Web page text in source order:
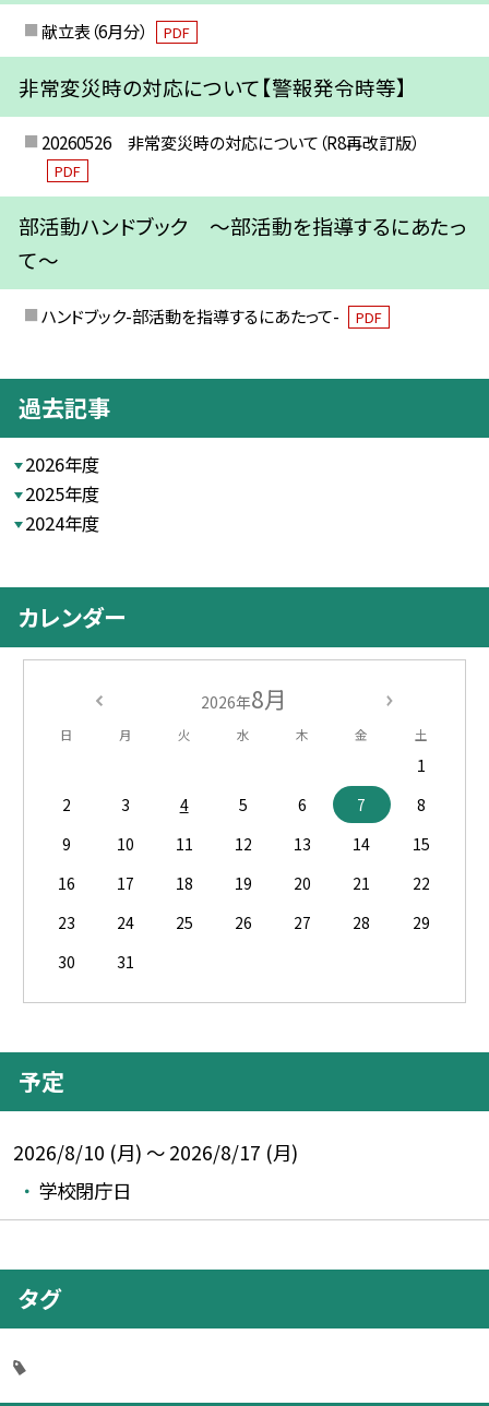
献立表（6月分） PDF
非常変災時の対応について【警報発令時等】
20260526 非常変災時の対応について（R8再改訂版）
PDF
部活動ハンドブック ～部活動を指導するにあたっ
て～
ハンドブック-部活動を指導するにあたって- PDF
過去記事
2026年度
2025年度
2024年度
カレンダー
2026年8月
日 月 火 水 木 金 土
1
2
3 4 5 6 7
8
9
10 11 12 13 14
15
16
17 18 19 20 21
22
23
24 25 26 27 28
29
30
31
予定
2026/8/10 (月) ～ 2026/8/17 (月)
学校閉庁日
タグ